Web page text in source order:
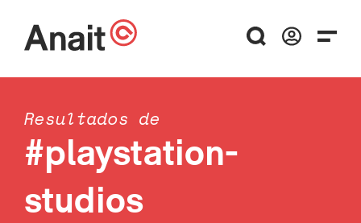
Resultados de
#playstation-
studios